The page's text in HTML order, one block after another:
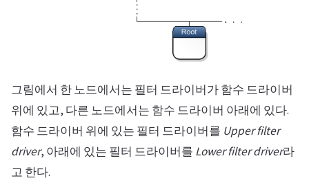
그림에서 한 노드에서는 필터 드라이버가 함수 드라이버
위에 있고, 다른 노드에서는 함수 드라이버 아래에 있다.
함수 드라이버 위에 있는 필터 드라이버를 Upper filter
driver, 아래에 있는 필터 드라이버를 Lower filter driver라
고 한다.